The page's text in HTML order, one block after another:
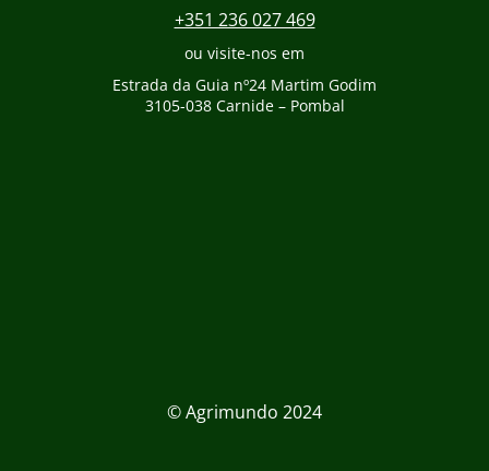
+351 236 027 469
ou visite-nos em
Estrada da Guia nº24 Martim Godim
3105-038 Carnide – Pombal
© Agrimundo 2024